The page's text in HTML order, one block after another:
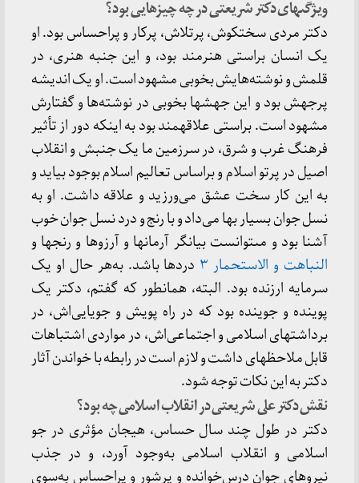
ویژگى‏هاى دکتر شریعتى در چه چیزهایى بود؟
دکتر مردى سخت‏کوش، پرتلاش، پرکار و پراحساس بود. او
یک انسان براستى هنرمند بود، و این جنبه هنرى، در
قلمش و نوشته‏‌هایش بخوبى مشهود است. او یک اندیشه
پرجهش بود و این جهش‏ها بخوبى در نوشته‌‏ها و گفتارش
مشهود است. براستى علاقه‏مند بود به اینکه دور از تأثیر
فرهنگ غرب و شرق، در سرزمین ما یک جنبش و انقلاب
اصیل در پرتو اسلام و براساس تعالیم اسلام بوجود بیاید و
به این کار سخت عشق مى‏‌ورزید و علاقه داشت. او به
نسل جوان بسیار بها مى‏‌داد و با رنج و درد نسل جوان خوب
آشنا بود و مى‏توانست بیانگر آرمان‏ها و آرزوها و رنج‏ها و
النباهت و الاستحمار ۳
دردها باشد. به‏‌هر حال او یک
سرمایه ارزنده بود. البته، همان‏طور که گفتم، دکتر یک
پوینده و جوینده بود که در راه پویش و جویایى‏‌اش، در
برداشت‏هاى اسلامى و اجتماعى‏‌اش، در مواردى اشتباهات
قابل ملاحظه‏اى داشت و لازم است در رابطه با خواندن آثار
دکتر به این نکات توجه شود.
نقش دکتر على شریعتى در انقلاب اسلامى چه بود؟
دکتر در طول چند سال حساس، هیجان مؤثرى در جو
اسلامى و انقلاب اسلامى به‏‌وجود آورد، و در جذب
نیروهاى جوان درس‏‌خوانده و پرشور و پراحساس به‏‌سوى